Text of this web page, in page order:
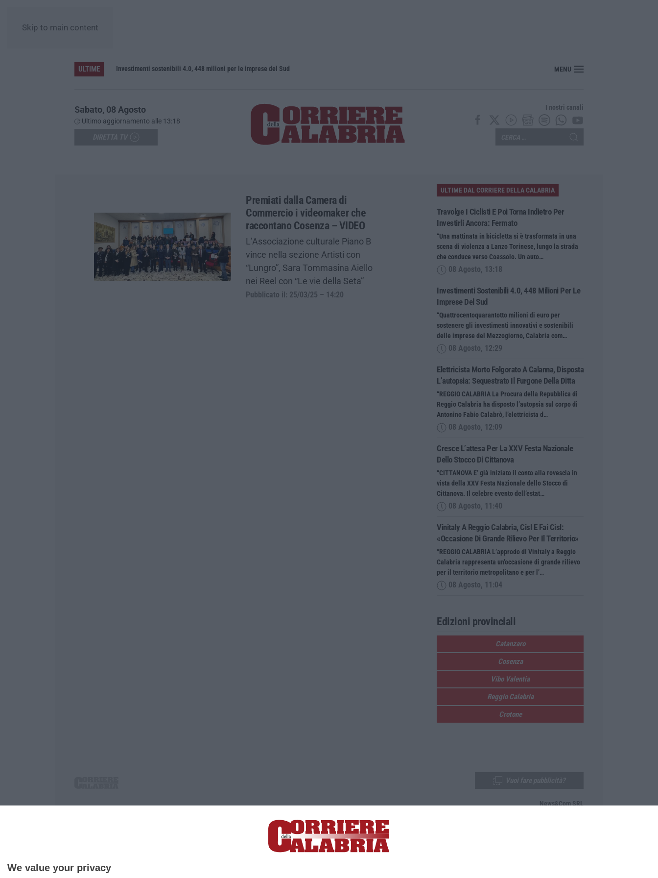
We value your privacy
Skip to main content
ULTIME Investimenti sostenibili 4.0, 448 milioni per le imprese del Sud Elettricista morto folgorato a Calanna, disposta l’autopsia: sequestrato il furgone della
MENU
Sabato, 08 Agosto
Ultimo aggiornamento alle 13:18
I nostri canali
Premiati dalla Camera di
Commercio i videomaker che
raccontano Cosenza – VIDEO
L’Associazione culturale Piano B
vince nella sezione Artisti con
“Lungro”, Sara Tommasina Aiello
nei Reel con “Le vie della Seta”
Pubblicato il: 25/03/25 – 14:20
ULTIME DAL CORRIERE DELLA CALABRIA
Travolge I Ciclisti E Poi Torna Indietro Per
Investirli Ancora: Fermato
“Una mattinata in bicicletta si è trasformata in una
scena di violenza a Lanzo Torinese, lungo la strada
che conduce verso Coassolo. Un auto…
08 Agosto, 13:18
Investimenti Sostenibili 4.0, 448 Milioni Per Le
Imprese Del Sud
“Quattrocentoquarantotto milioni di euro per
sostenere gli investimenti innovativi e sostenibili
delle imprese del Mezzogiorno, Calabria com…
08 Agosto, 12:29
Elettricista Morto Folgorato A Calanna, Disposta
L’autopsia: Sequestrato Il Furgone Della Ditta
“REGGIO CALABRIA La Procura della Repubblica di
Reggio Calabria ha disposto l’autopsia sul corpo di
Antonino Fabio Calabrò, l’elettricista d…
08 Agosto, 12:09
Cresce L’attesa Per La XXV Festa Nazionale
Dello Stocco Di Cittanova
“CITTANOVA E’ già iniziato il conto alla rovescia in
vista della XXV Festa Nazionale dello Stocco di
Cittanova. Il celebre evento dell’estat…
08 Agosto, 11:40
Vinitaly A Reggio Calabria, Cisl E Fai Cisl:
«Occasione Di Grande Rilievo Per Il Territorio»
“REGGIO CALABRIA L’approdo di Vinitaly a Reggio
Calabria rappresenta un’occasione di grande rilievo
per il territorio metropolitano e per l’…
08 Agosto, 11:04
Edizioni provinciali
Catanzaro
Cosenza
Vibo Valentia
Reggio Calabria
Crotone
P.IVA. 03199620794, Via del mare 6/G, S.Eufemia, Lamezia Terme (CZ)
Iscrizione tribunale di Lamezia Terme 5/2011 - Direttore responsabile Paola Militano |Privacy
News&Com SRL